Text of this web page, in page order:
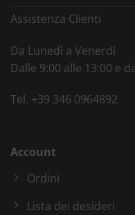
Assistenza Clienti
Da Lunedì a Venerdì
Dalle 9:00 alle 13:00 e
Tel. +39 346 0964892
Account
Ordini
Lista dei desideri